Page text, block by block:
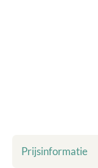
Prijsinformatie